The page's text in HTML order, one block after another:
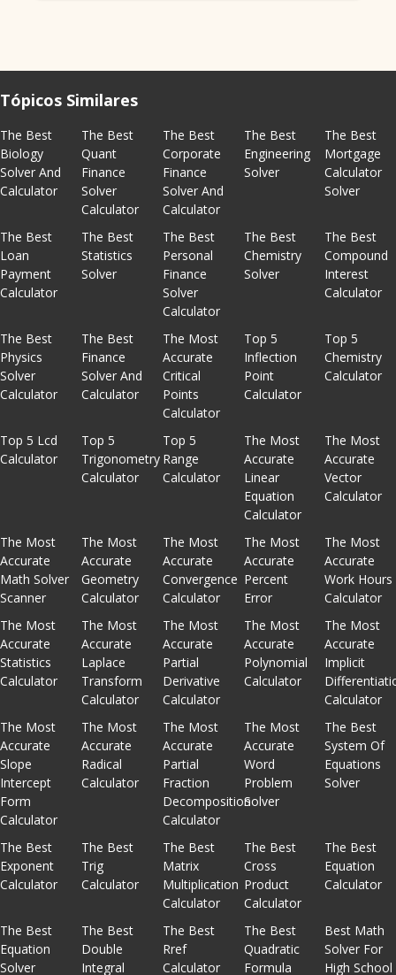
Tópicos Similares
The Best
Biology
Solver And
Calculator
The Best
Quant
Finance
Solver
Calculator
The Best
Corporate
Finance
Solver And
Calculator
The Best
Engineering
Solver
The Best
Mortgage
Calculator
Solver
The Best
Loan
Payment
Calculator
The Best
Statistics
Solver
The Best
Personal
Finance
Solver
Calculator
The Best
Chemistry
Solver
The Best
Compound
Interest
Calculator
The Best
Physics
Solver
Calculator
The Best
Finance
Solver And
Calculator
The Most
Accurate
Critical
Points
Calculator
Top 5
Inflection
Point
Calculator
Top 5
Chemistry
Calculator
Top 5 Lcd
Calculator
Top 5
Trigonometry
Calculator
Top 5
Range
Calculator
The Most
Accurate
Linear
Equation
Calculator
The Most
Accurate
Vector
Calculator
The Most
Accurate
Math Solver
Scanner
The Most
Accurate
Geometry
Calculator
The Most
Accurate
Convergence
Calculator
The Most
Accurate
Percent
Error
The Most
Accurate
Work Hours
Calculator
The Most
Accurate
Statistics
Calculator
The Most
Accurate
Laplace
Transform
Calculator
The Most
Accurate
Partial
Derivative
Calculator
The Most
Accurate
Polynomial
Calculator
The Most
Accurate
Implicit
Calculator
The Most
Accurate
Slope
Intercept
Form
Calculator
The Most
Accurate
Radical
Calculator
The Most
Accurate
Partial
Fraction
Decomposition
Calculator
The Most
Accurate
Word
Problem
Solver
The Best
System Of
Equations
Solver
The Best
Exponent
Calculator
The Best
Trig
Calculator
The Best
Matrix
Multiplication
Calculator
The Best
Cross
Product
Calculator
The Best
Equation
Calculator
The Best
Equation
Solver
The Best
Double
Integral
The Best
Rref
Calculator
The Best
Quadratic
Formula
Best Math
Solver For
High School